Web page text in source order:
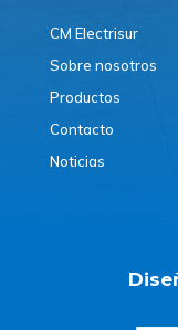
CM Electrisur
Sobre nosotros
Productos
Contacto
Noticias